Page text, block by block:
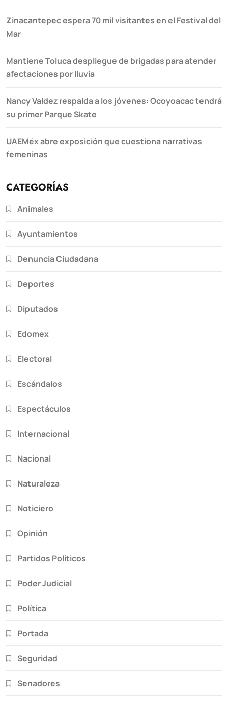
Zinacantepec espera 70 mil visitantes en el Festival del
Mar
Mantiene Toluca despliegue de brigadas para atender
afectaciones por lluvia
Nancy Valdez respalda a los jóvenes: Ocoyoacac tendrá
su primer Parque Skate
UAEMéx abre exposición que cuestiona narrativas
femeninas
CATEGORÍAS
Animales
Ayuntamientos
Denuncia Ciudadana
Deportes
Diputados
Edomex
Electoral
Escándalos
Espectáculos
Internacional
Nacional
Naturaleza
Noticiero
Opinión
Partidos Políticos
Poder Judicial
Política
Portada
Seguridad
Senadores